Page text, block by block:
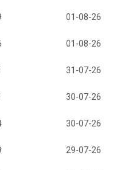
01-08-26
01-08-26
31-07-26
30-07-26
30-07-26
29-07-26